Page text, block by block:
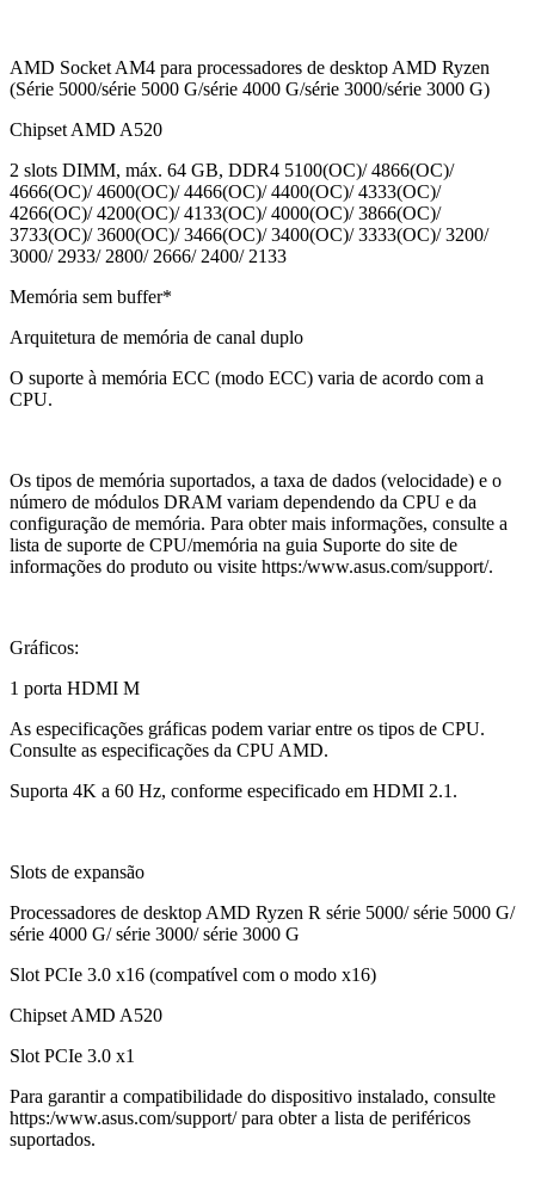
AMD Socket AM4 para processadores de desktop AMD Ryzen
(Série 5000/série 5000 G/série 4000 G/série 3000/série 3000 G)
Chipset AMD A520
2 slots DIMM, máx. 64 GB, DDR4 5100(OC)/ 4866(OC)/
4666(OC)/ 4600(OC)/ 4466(OC)/ 4400(OC)/ 4333(OC)/
4266(OC)/ 4200(OC)/ 4133(OC)/ 4000(OC)/ 3866(OC)/
3733(OC)/ 3600(OC)/ 3466(OC)/ 3400(OC)/ 3333(OC)/ 3200/
3000/ 2933/ 2800/ 2666/ 2400/ 2133
Memória sem buffer*
Arquitetura de memória de canal duplo
O suporte à memória ECC (modo ECC) varia de acordo com a
CPU.
Os tipos de memória suportados, a taxa de dados (velocidade) e o
número de módulos DRAM variam dependendo da CPU e da
configuração de memória. Para obter mais informações, consulte a
lista de suporte de CPU/memória na guia Suporte do site de
informações do produto ou visite https:/www.asus.com/support/.
Gráficos:
1 porta HDMI M
As especificações gráficas podem variar entre os tipos de CPU.
Consulte as especificações da CPU AMD.
Suporta 4K a 60 Hz, conforme especificado em HDMI 2.1.
Slots de expansão
Processadores de desktop AMD Ryzen R série 5000/ série 5000 G/
série 4000 G/ série 3000/ série 3000 G
Slot PCIe 3.0 x16 (compatível com o modo x16)
Chipset AMD A520
Slot PCIe 3.0 x1
Para garantir a compatibilidade do dispositivo instalado, consulte
https:/www.asus.com/support/ para obter a lista de periféricos
suportados.